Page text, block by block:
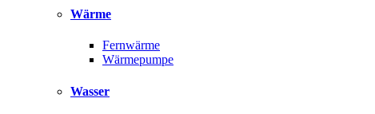
Wärme
Fernwärme
Wärmepumpe
Wasser